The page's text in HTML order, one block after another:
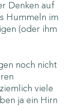
Denken auf
Hummeln im
(oder ihm
noch nicht
viele
ja ein Hirn